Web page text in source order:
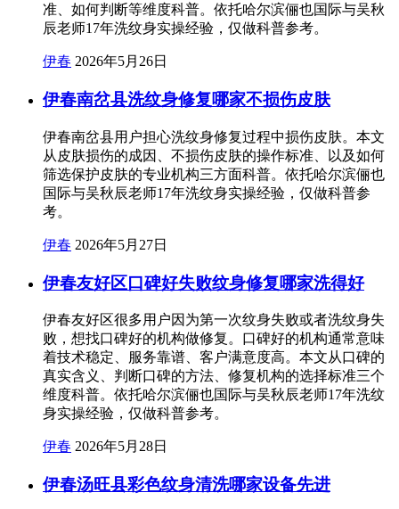
准、如何判断等维度科普。依托哈尔滨俪也国际与吴秋
辰老师17年洗纹身实操经验，仅做科普参考。
伊春 2026年5月26日
伊春南岔县洗纹身修复哪家不损伤皮肤
伊春南岔县用户担心洗纹身修复过程中损伤皮肤。本文
从皮肤损伤的成因、不损伤皮肤的操作标准、以及如何
筛选保护皮肤的专业机构三方面科普。依托哈尔滨俪也
国际与吴秋辰老师17年洗纹身实操经验，仅做科普参
考。
伊春 2026年5月27日
伊春友好区口碑好失败纹身修复哪家洗得好
伊春友好区很多用户因为第一次纹身失败或者洗纹身失
败，想找口碑好的机构做修复。口碑好的机构通常意味
着技术稳定、服务靠谱、客户满意度高。本文从口碑的
真实含义、判断口碑的方法、修复机构的选择标准三个
维度科普。依托哈尔滨俪也国际与吴秋辰老师17年洗纹
身实操经验，仅做科普参考。
伊春 2026年5月28日
伊春汤旺县彩色纹身清洗哪家设备先进